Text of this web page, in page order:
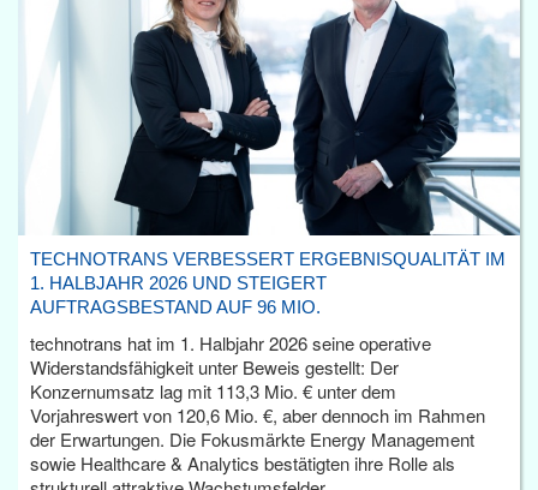
TECHNOTRANS VERBESSERT ERGEBNISQUALITÄT IM
1. HALBJAHR 2026 UND STEIGERT
AUFTRAGSBESTAND AUF 96 MIO.
technotrans hat im 1. Halbjahr 2026 seine operative
Widerstandsfähigkeit unter Beweis gestellt: Der
Konzernumsatz lag mit 113,3 Mio. € unter dem
Vorjahreswert von 120,6 Mio. €, aber dennoch im Rahmen
der Erwartungen. Die Fokusmärkte Energy Management
sowie Healthcare & Analytics bestätigten ihre Rolle als